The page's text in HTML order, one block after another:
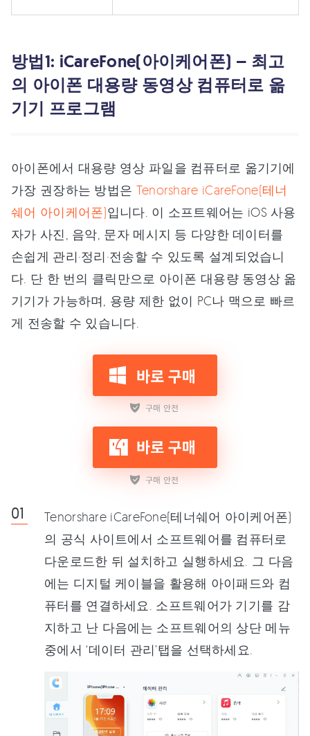
방법1: iCareFone(아이케어폰) – 최고
의 아이폰 대용량 동영상 컴퓨터로 옮
기기 프로그램
아이폰에서 대용량 영상 파일을 컴퓨터로 옮기기에
가장 권장하는 방법은 Tenorshare iCareFone(테너
쉐어 아이케어폰)입니다. 이 소프트웨어는 iOS 사용
자가 사진, 음악, 문자 메시지 등 다양한 데이터를
손쉽게 관리·정리·전송할 수 있도록 설계되었습니
다. 단 한 번의 클릭만으로 아이폰 대용량 동영상 옮
기기가 가능하며, 용량 제한 없이 PC나 맥으로 빠르
게 전송할 수 있습니다.
Tenorshare iCareFone(테너쉐어 아이케어폰)
의 공식 사이트에서 소프트웨어를 컴퓨터로
다운로드한 뒤 설치하고 실행하세요. 그 다음
에는 디지털 케이블을 활용해 아이패드와 컴
퓨터를 연결하세요. 소프트웨어가 기기를 감
지하고 난 다음에는 소프트웨어의 상단 메뉴
중에서 ‘데이터 관리’탭을 선택하세요.